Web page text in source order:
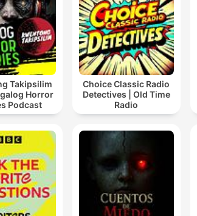
Takipsilim
Horror
Podcast
Choice Classic Radio
Detectives | Old Time
Radio